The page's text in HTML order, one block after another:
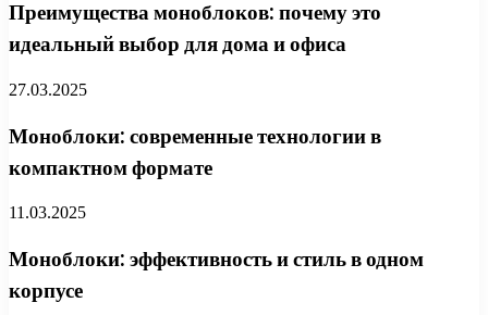
Преимущества моноблоков: почему это
идеальный выбор для дома и офиса
27.03.2025
Моноблоки: современные технологии в
компактном формате
11.03.2025
Моноблоки: эффективность и стиль в одном
корпусе